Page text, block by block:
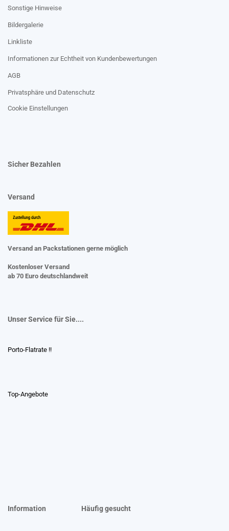
Sonstige Hinweise
Bildergalerie
Linkliste
Informationen zur Echtheit von Kundenbewertungen
AGB
Privatsphäre und Datenschutz
Cookie Einstellungen
Sicher Bezahlen
Versand
Versand an Packstationen gerne möglich
Kostenloser Versand
ab 70 Euro deutschlandweit
Unser Service für Sie....
Porto-Flatrate !!
Top-Angebote
Information Häufig gesucht